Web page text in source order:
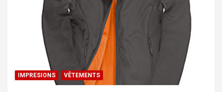
IMPRESIONS VÊTEMENTS